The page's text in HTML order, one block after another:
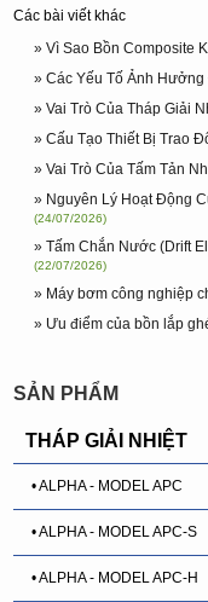
Các bài viết khác
» Vì Sao Bồn Composite
» Các Yếu Tố Ảnh
» Vai Trò Của Tháp Giải
» Cấu Tạo Thiết Bị Trao
» Vai Trò Của Tấm Tản
» Nguyên Lý Hoạt Động
(24/07/2026)
» Tấm Chắn Nước (Drift
(22/07/2026)
» Máy bơm công nghiệp
» Ưu điểm của bồn lắp
SẢN PHẨM
THÁP GIẢI NHIỆT
• ALPHA - MODEL APC
• ALPHA - MODEL APC-S
• ALPHA - MODEL APC-H